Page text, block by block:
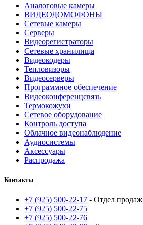
Аналоговые камеры
ВИДЕОДОМОФОНЫ
Сетевые камеры
Серверы
Видеорегистраторы
Сетевые хранилища
Видеокодеры
Тепловизоры
Видеосерверы
Программное обеспечение
Видеоконференцсвязь
Термокожухи
Сетевое оборудование
Контроль доступа
Облачное видеонаблюдение
Аудиосистемы
Аксессуары
Распродажа
Контакты
+7 (925) 500-22-17 - Отдел продаж
+7 (925) 500-22-75
+7 (925) 500-22-76